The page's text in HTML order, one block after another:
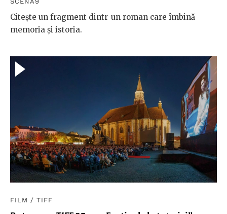
Citește un fragment dintr-un roman care îmbină
memoria și istoria.
FILM /TIFF